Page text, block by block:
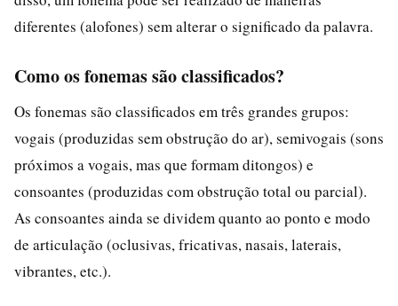
diferentes (alofones) sem alterar o significado da palavra.
Como os fonemas são classificados?
Os fonemas são classificados em três grandes grupos:
vogais (produzidas sem obstrução do ar), semivogais (sons
próximos a vogais, mas que formam ditongos) e
consoantes (produzidas com obstrução total ou parcial).
As consoantes ainda se dividem quanto ao ponto e modo
de articulação (oclusivas, fricativas, nasais, laterais,
vibrantes, etc.).